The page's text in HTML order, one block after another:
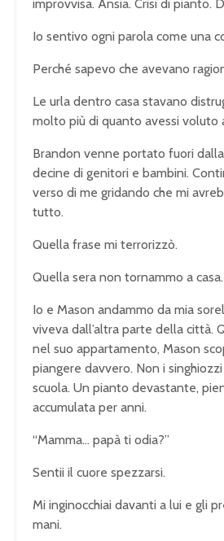
improvvisa. Ansia. Crisi di pianto.
Io sentivo ogni parola come una
Perché sapevo che avevano
Le urla dentro casa stavano
molto più di quanto avessi voluto
Brandon venne portato fuori
decine di genitori e bambini.
verso di me gridando che mi
tutto.
Quella frase mi terrorizzò.
Quella sera non tornammo a casa.
Io e Mason andammo da mia
viveva dall’altra parte della città.
nel suo appartamento, Mason
piangere davvero. Non i
scuola. Un pianto devastante,
accumulata per anni.
“Mamma… papà ti odia?”
Sentii il cuore spezzarsi.
Mi inginocchiai davanti a lui e gli
mani.